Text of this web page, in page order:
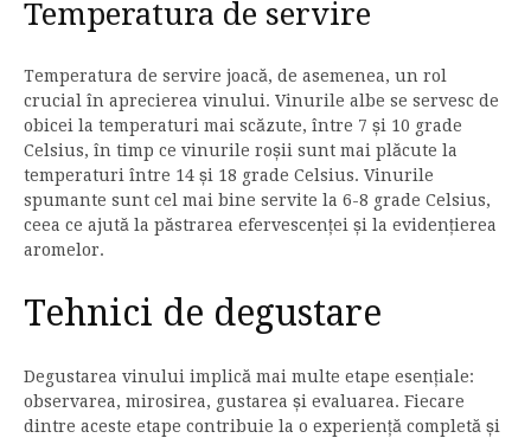
Temperatura de servire
Temperatura de servire joacă, de asemenea, un rol
crucial în aprecierea vinului. Vinurile albe se servesc de
obicei la temperaturi mai scăzute, între 7 și 10 grade
Celsius, în timp ce vinurile roșii sunt mai plăcute la
temperaturi între 14 și 18 grade Celsius. Vinurile
spumante sunt cel mai bine servite la 6-8 grade Celsius,
ceea ce ajută la păstrarea efervescenței și la evidențierea
aromelor.
Tehnici de degustare
Degustarea vinului implică mai multe etape esențiale:
observarea, mirosirea, gustarea și evaluarea. Fiecare
dintre aceste etape contribuie la o experiență completă și